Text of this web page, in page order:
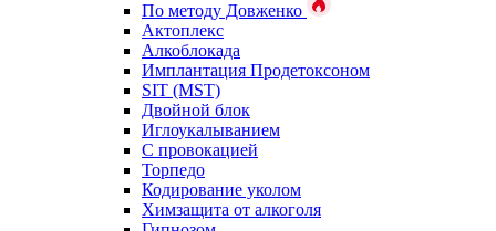
По методу Довженко
Актоплекс
Алкоблокада
Имплантация Продетоксоном
SIT (MST)
Двойной блок
Иглоукалыванием
С провокацией
Торпедо
Кодирование уколом
Химзащита от алкоголя